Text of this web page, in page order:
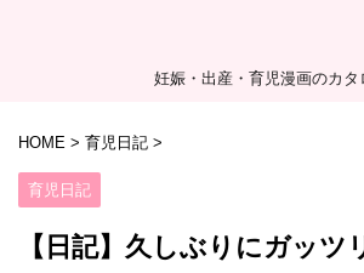
妊娠・出産・育児漫画のカタ
HOME > 育児日記 >
育児日記
【日記】久しぶりにガッツ